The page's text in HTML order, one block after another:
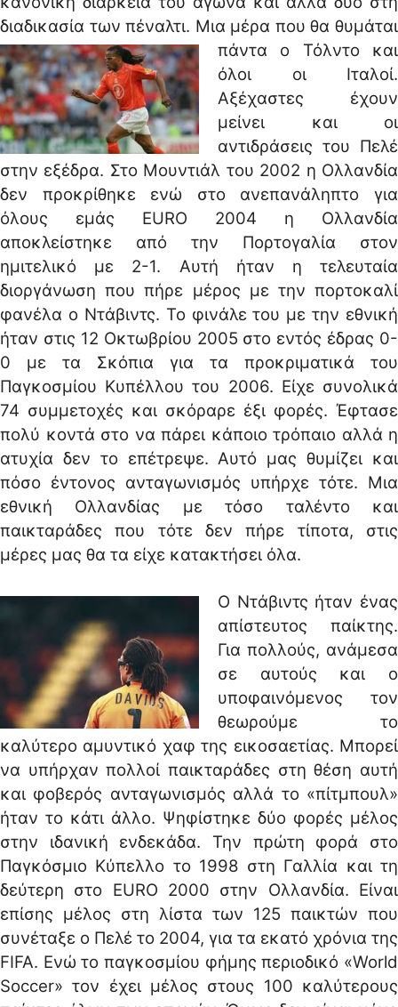
διαδικασία των πέναλτι. Μια μέρα που θα θυμάται
πάντα ο Τόλντο και
όλοι οι Ιταλοί.
Αξέχαστες έχουν
μείνει και οι
αντιδράσεις του Πελέ
στην εξέδρα. Στο Μουντιάλ του 2002 η Ολλανδία
δεν προκρίθηκε ενώ στο ανεπανάληπτο για
όλους εμάς EURO 2004 η Ολλανδία
αποκλείστηκε από την Πορτογαλία στον
ημιτελικό με 2-1. Αυτή ήταν η τελευταία
διοργάνωση που πήρε μέρος με την πορτοκαλί
φανέλα ο Ντάβιντς. Το φινάλε του με την εθνική
ήταν στις 12 Οκτωβρίου 2005 στο εντός έδρας 0-
0 με τα Σκόπια για τα προκριματικά του
Παγκοσμίου Κυπέλλου του 2006. Είχε συνολικά
74 συμμετοχές και σκόραρε έξι φορές. Έφτασε
πολύ κοντά στο να πάρει κάποιο τρόπαιο αλλά η
ατυχία δεν το επέτρεψε. Αυτό μας θυμίζει και
πόσο έντονος ανταγωνισμός υπήρχε τότε. Μια
εθνική Ολλανδίας με τόσο ταλέντο και
παικταράδες που τότε δεν πήρε τίποτα, στις
μέρες μας θα τα είχε κατακτήσει όλα.
Ο Ντάβιντς ήταν ένας
απίστευτος παίκτης.
Για πολλούς, ανάμεσα
σε αυτούς και ο
υποφαινόμενος τον
θεωρούμε το
καλύτερο αμυντικό χαφ της εικοσαετίας. Μπορεί
να υπήρχαν πολλοί παικταράδες στη θέση αυτή
και φοβερός ανταγωνισμός αλλά το «πίτμπουλ»
ήταν το κάτι άλλο. Ψηφίστηκε δύο φορές μέλος
στην ιδανική ενδεκάδα. Την πρώτη φορά στο
Παγκόσμιο Κύπελλο το 1998 στη Γαλλία και τη
δεύτερη στο EURO 2000 στην Ολλανδία. Είναι
επίσης μέλος στη λίστα των 125 παικτών που
συνέταξε ο Πελέ το 2004, για τα εκατό χρόνια της
FIFA. Ενώ το παγκοσμίου φήμης περιοδικό «World
Soccer» τον έχει μέλος στους 100 καλύτερους